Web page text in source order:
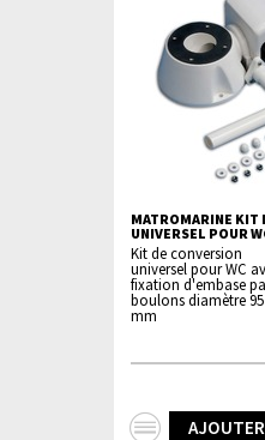
MATROMARINE KIT
UNIVERSEL POUR
Kit de conversion
universel pour WC
fixation d'embase
boulons diamètre 95
mm